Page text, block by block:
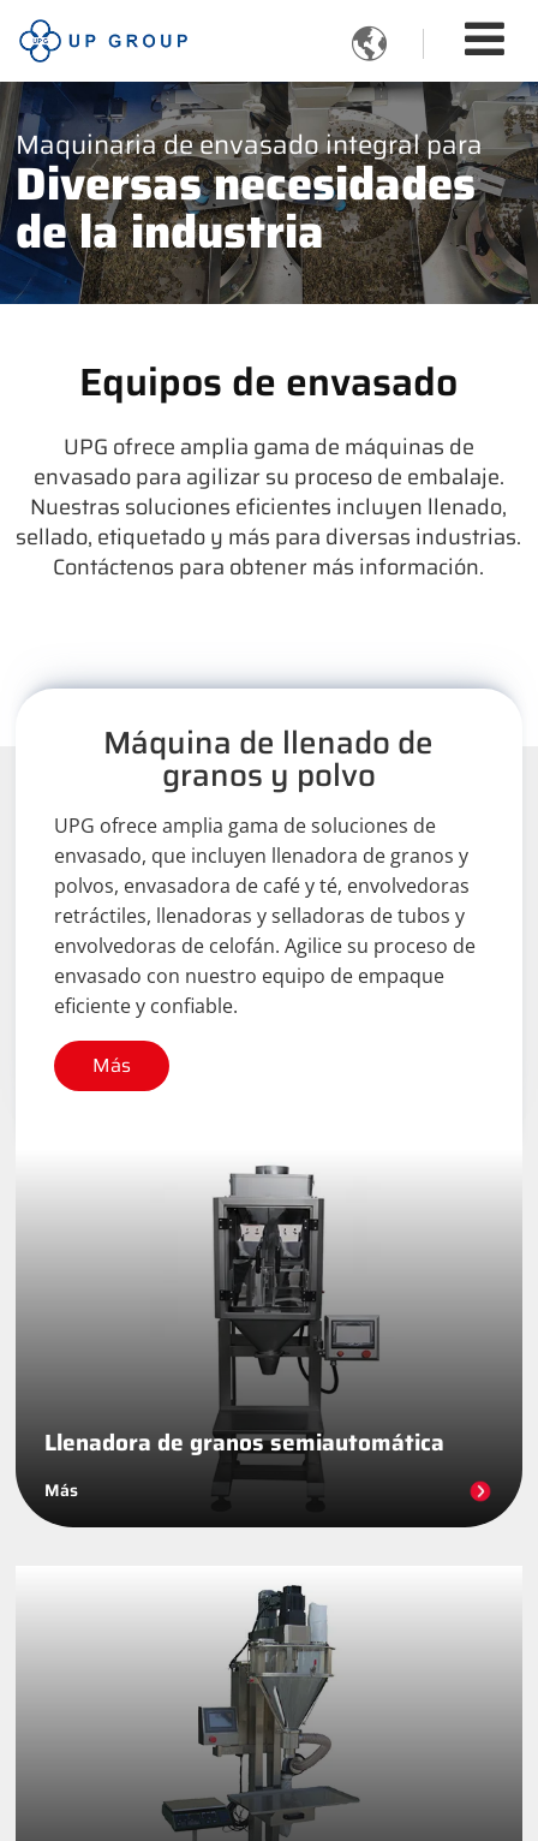

Maquinaria de envasado integral para
Diversas necesidades
de la industria
Equipos de envasado
UPG ofrece amplia gama de máquinas de
envasado para agilizar su proceso de embalaje.
Nuestras soluciones eficientes incluyen llenado,
sellado, etiquetado y más para diversas industrias.
Contáctenos para obtener más información.
Máquina de llenado de
granos y polvo
UPG ofrece amplia gama de soluciones de
envasado, que incluyen llenadora de granos y
polvos, envasadora de café y té, envolvedoras
retráctiles, llenadoras y selladoras de tubos y
envolvedoras de celofán. Agilice su proceso de
envasado con nuestro equipo de empaque
eficiente y confiable.
Más
Llenadora de granos semiautomática
Más